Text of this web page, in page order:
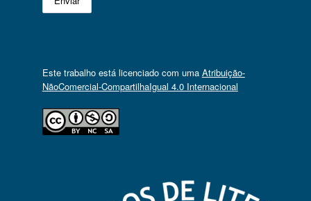
Este trabalho está licenciado com uma Atribuição-
NãoComercial-CompartilhaIgual 4.0 Internacional